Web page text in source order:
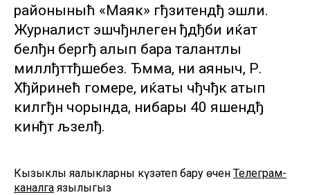
районыныћ «Маяк» гђзитендђ эшли.
Журналист эшчђнлеген ђдђби иќат
белђн бергђ алып бара талантлы
миллђттђшебез. Ђмма, ни аяныч, Р.
Хђйринећ гомере, иќаты чђчђк атып
килгђн чорында, нибары 40 яшендђ
кинђт љзелђ.
Кызыклы яңалыкларны күзәтеп бару өчен Телеграм-
каналга язылыгыз